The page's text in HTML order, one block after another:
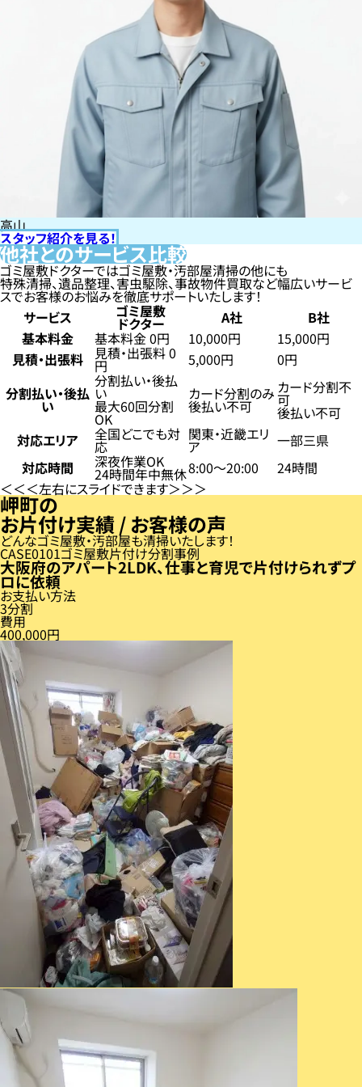
高山
スタッフ紹介を見る！
他社とのサービス比較
ゴミ屋敷ドクターではゴミ屋敷・汚部屋清掃の他にも
特殊清掃、遺品整理、害虫駆除、事故物件買取など幅広いサービ
スでお客様のお悩みを徹底サポートいたします！
サービス
ゴミ屋敷
ドクター A社
B社
基本料金
基本料金 0円 10,000円
15,000円
見積・出張料
見積・出張料 0
円 5,000円
0円
分割払い・後払
い
分割払い・後払
い
最大60回分割
OK
カード分割のみ
後払い不可
カード分割不
可
後払い不可
対応エリア
全国どこでも対
応
関東・近畿エリ
ア
一部三県
対応時間
深夜作業OK
24時間年中無休8:00〜20:00
24時間
左右にスライドできます
岬町の
お片付け実績 / お客様の声
どんなゴミ屋敷・汚部屋も清掃いたします！
CASE 01ゴミ屋敷片付け分割事例
大阪府のアパート2LDK、仕事と育児で片付けられずプ
ロに依頼
お支払い方法
3分割
費用
400,000円